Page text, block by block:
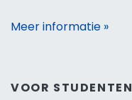
Meer informatie »
VOOR STUDENTEN